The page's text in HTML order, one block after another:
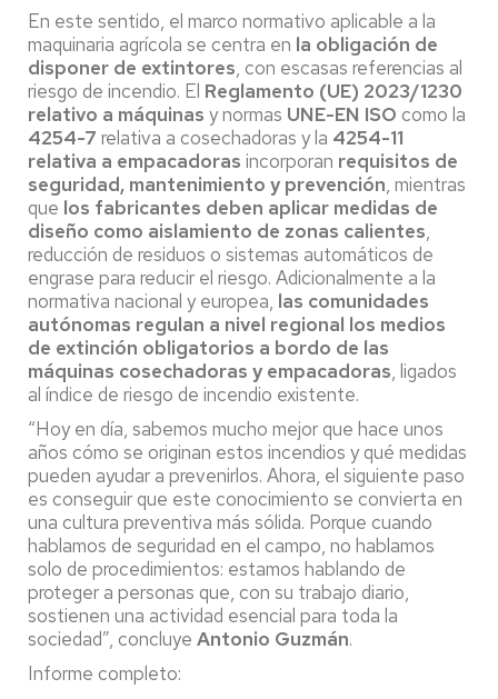
En este sentido, el marco normativo aplicable a la
maquinaria agrícola se centra en la obligación de
disponer de extintores, con escasas referencias al
riesgo de incendio. El Reglamento (UE) 2023/1230
relativo a máquinas y normas UNE-EN ISO como la
4254-7 relativa a cosechadoras y la 4254-11
relativa a empacadoras incorporan requisitos de
seguridad, mantenimiento y prevención, mientras
que los fabricantes deben aplicar medidas de
diseño como aislamiento de zonas calientes,
reducción de residuos o sistemas automáticos de
engrase para reducir el riesgo. Adicionalmente a la
normativa nacional y europea, las comunidades
autónomas regulan a nivel regional los medios
de extinción obligatorios a bordo de las
máquinas cosechadoras y empacadoras, ligados
al índice de riesgo de incendio existente.
“Hoy en día, sabemos mucho mejor que hace unos
años cómo se originan estos incendios y qué medidas
pueden ayudar a prevenirlos. Ahora, el siguiente paso
es conseguir que este conocimiento se convierta en
una cultura preventiva más sólida. Porque cuando
hablamos de seguridad en el campo, no hablamos
solo de procedimientos: estamos hablando de
proteger a personas que, con su trabajo diario,
sostienen una actividad esencial para toda la
sociedad”, concluye Antonio Guzmán.
Informe completo: